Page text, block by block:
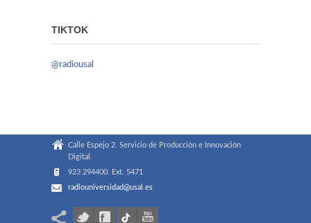
TIKTOK
@radiousal
Calle Espejo 2. Servicio de Producción e Innovación
Digital.
923 294400. Ext. 5471
radiouniversidad@usal.es